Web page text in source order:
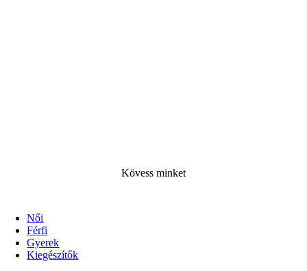
Kövess minket
Női
Férfi
Gyerek
Kiegészítők